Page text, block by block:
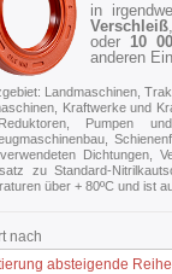
in
Verschleiß
oder 10
anderen
Landmaschinen,
Kraftwerke und
Pumpen
Dichtungen,
zu Standard-
über + 80ºC und ist
nach
absteigende